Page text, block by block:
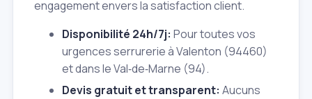
engagement envers la satisfaction client.
Disponibilité 24h/7j: Pour toutes vos
urgences serrurerie à Valenton (94460)
et dans le Val‑de‑Marne (94).
Devis gratuit et transparent: Aucuns